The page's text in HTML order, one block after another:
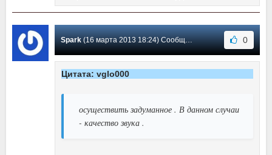
Spark(16 марта 2013 18:24) Сообщение #50 0
Цитата: vglo000
осуществить задуманное . В данном случаи
- качество звука .